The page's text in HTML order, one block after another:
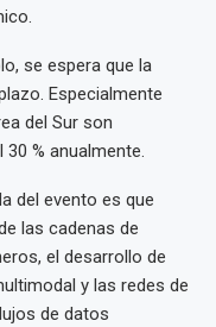
se espera que la
Especialmente
del Sur son
% anualmente.
del evento es que
las cadenas de
el desarrollo de
y las redes de
de datos